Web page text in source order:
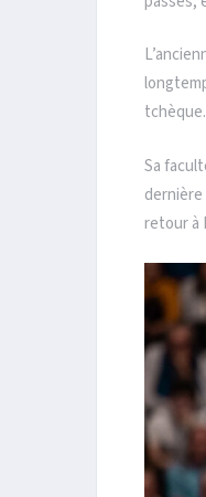
tchèque.
Sa
retour à